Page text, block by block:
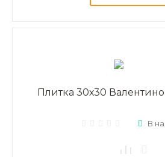
Плитка 30х30
В